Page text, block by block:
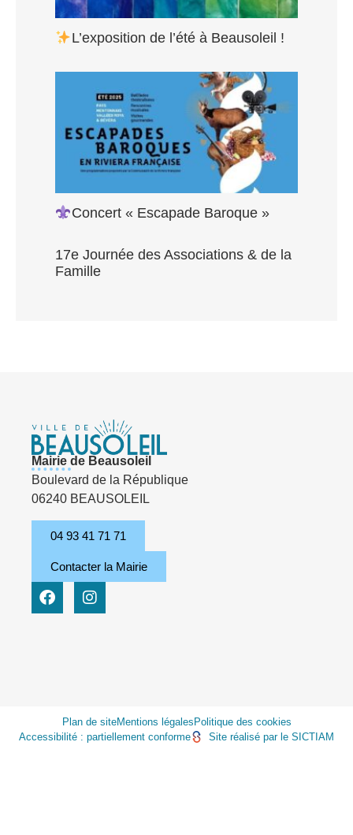
L’exposition de l’été à Beausoleil !
Concert « Escapade Baroque »
17e Journée des Associations & de la
Famille
Mairie de Beausoleil
Boulevard de la République
06240 BEAUSOLEIL
04 93 41 71 71
Contacter la Mairie
Plan de siteMentions légales Politique des cookies
Accessibilité : partiellement conforme
Site réalisé par le SICTIAM